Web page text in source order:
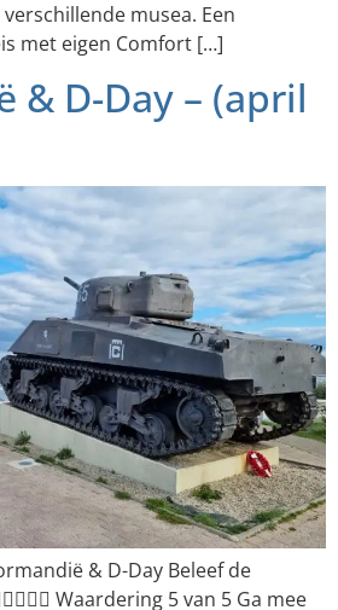
musea. Een
met eigen Comfort […]
& D-Day – (april
& D-Day Beleef de
Waardering 5 van 5 Ga mee